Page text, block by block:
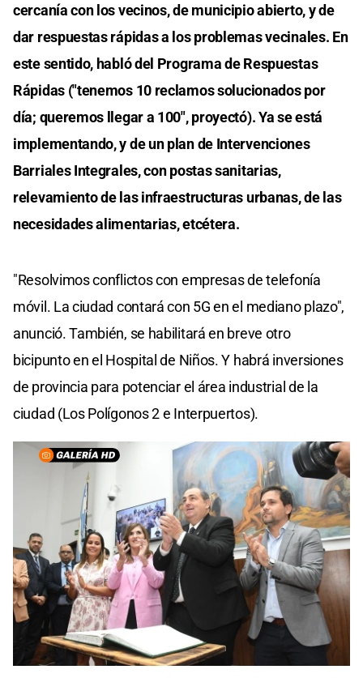
cercanía con los vecinos, de municipio abierto, y de
dar respuestas rápidas a los problemas vecinales. En
este sentido, habló del Programa de Respuestas
Rápidas ("tenemos 10 reclamos solucionados por
día; queremos llegar a 100", proyectó). Ya se está
implementando, y de un plan de Intervenciones
Barriales Integrales, con postas sanitarias,
relevamiento de las infraestructuras urbanas, de las
necesidades alimentarias, etcétera.
"Resolvimos conflictos con empresas de telefonía
móvil. La ciudad contará con 5G en el mediano plazo",
anunció. También, se habilitará en breve otro
bicipunto en el Hospital de Niños. Y habrá inversiones
de provincia para potenciar el área industrial de la
ciudad (Los Polígonos 2 e Interpuertos).